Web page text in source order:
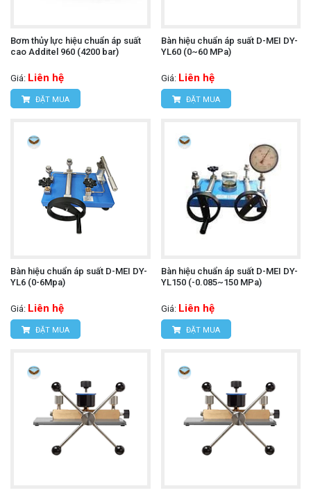
Bơm thủy lực hiệu chuẩn áp suất
cao Additel 960 (4200 bar)
Giá: Liên hệ
ĐẶT MUA
Bàn hiệu chuẩn áp suất D-MEI DY-
YL60 (0~60 MPa)
Giá: Liên hệ
ĐẶT MUA
Bàn hiệu chuẩn áp suất D-MEI DY-
YL6 (0-6Mpa)
Giá: Liên hệ
ĐẶT MUA
Bàn hiệu chuẩn áp suất D-MEI DY-
YL150 (-0.085~150 MPa)
Giá: Liên hệ
ĐẶT MUA